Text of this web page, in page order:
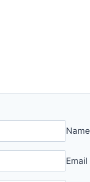
Name
Email